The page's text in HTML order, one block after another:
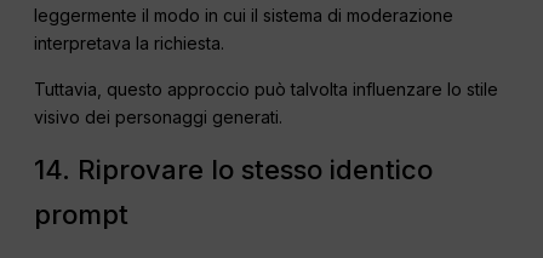
leggermente il modo in cui il sistema di moderazione
interpretava la richiesta.
Tuttavia, questo approccio può talvolta influenzare lo stile
visivo dei personaggi generati.
14. Riprovare lo stesso identico
prompt